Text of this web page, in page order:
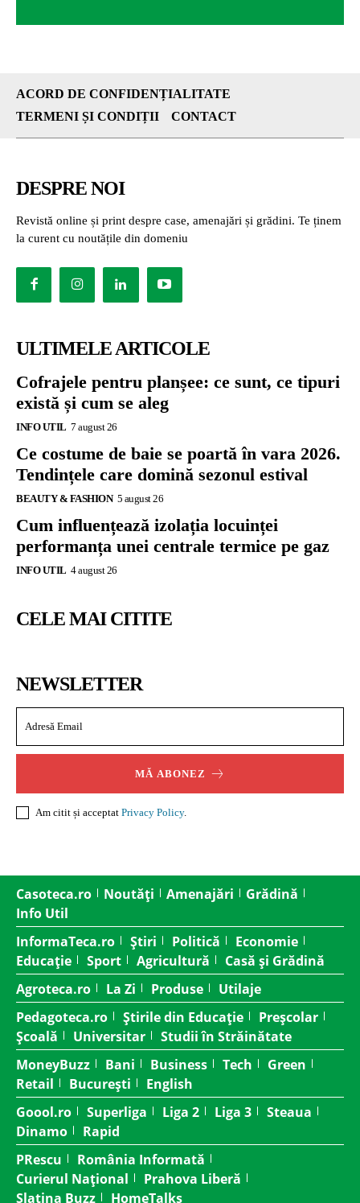
ACORD DE CONFIDENȚIALITATE
TERMENI ȘI CONDIȚII
CONTACT
DESPRE NOI
Revistă online și print despre case, amenajări și grădini. Te ținem
la curent cu noutățile din domeniu
ULTIMELE ARTICOLE
Cofrajele pentru planșee: ce sunt, ce tipuri
există și cum se aleg
INFO UTIL 7 august 26
Ce costume de baie se poartă în vara 2026.
Tendințele care domină sezonul estival
BEAUTY & FASHION 5 august 26
Cum influențează izolația locuinței
performanța unei centrale termice pe gaz
INFO UTIL 4 august 26
CELE MAI CITITE
NEWSLETTER
MĂ ABONEZ
Am citit și acceptat Privacy Policy.
Casoteca.ro Noutăți Amenajări
Grădină
Info Util
InformaTeca.ro
Știri Politică
Economie
Educație
Sport Agricultură
Casă și Grădină
Agroteca.ro
La Zi Produse
Utilaje
Pedagoteca.ro
Știrile din Educație
Preșcolar
Școală
Universitar
Studii în Străinătate
MoneyBuzz
Bani Business Tech
Green
Retail
București
English
Goool.ro
Superliga Liga 2 Liga 3
Steaua
Dinamo
Rapid
PRescu
România Informată
Curierul Național
Prahova Liberă
Slatina Buzz
HomeTalks